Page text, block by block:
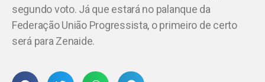
segundo voto. Já que estará no palanque da
Federação União Progressista, o primeiro de certo
será para Zenaide.